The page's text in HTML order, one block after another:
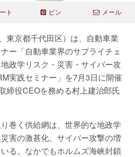
ト ピン メール
東京都千代田区）は、自動車業
ー「自動車業界のサプライチェ
政学リスク・災害・サイバー攻
実践セミナー」を7月3日に開催
締役CEOを務める村上建治郎氏
巻く供給網は、世界的な地政学
害の激甚化、サイバー攻撃の増
る。なかでもホルムズ海峡封鎖